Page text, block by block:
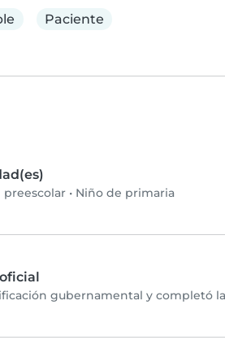
Paciente
preescolar • Niño de primaria
gubernamental y completó